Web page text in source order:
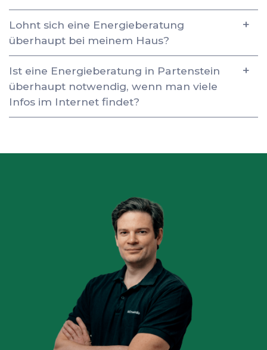
Lohnt sich eine Energieberatung
überhaupt bei meinem Haus?
Ist eine Energieberatung in Partenstein
überhaupt notwendig, wenn man viele
Infos im Internet findet?